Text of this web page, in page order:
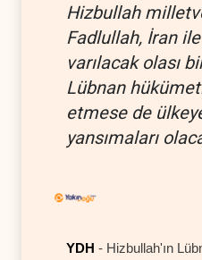
Hizbullah
Fadlullah, İran
varılacak olası
Lübnan
etmese de
yansımaları
YDH - Hizbullah'ın